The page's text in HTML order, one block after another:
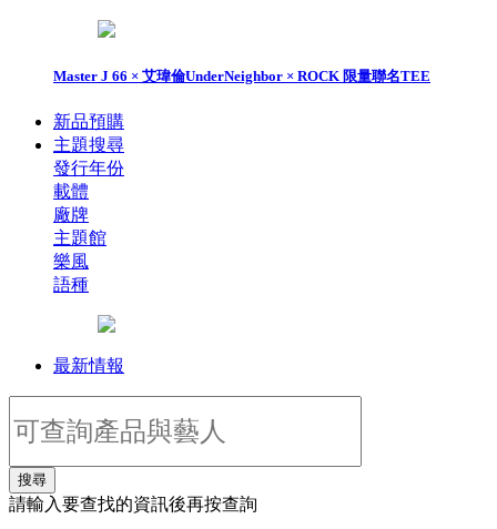
Master J 66 × 艾瑋倫UnderNeighbor × ROCK 限量聯名TEE
新品預購
主題搜尋
發行年份
載體
廠牌
主題館
樂風
語種
最新情報
搜尋
請輸入要查找的資訊後再按查詢